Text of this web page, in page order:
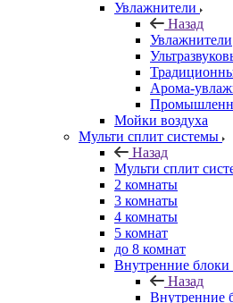
Увлажнители
Назад
Увлажнители
Арома-
Мойки воздуха
Мульти сплит системы
Назад
Мульти сплит
2 комнаты
3 комнаты
4 комнаты
5 комнат
до 8 комнат
Внутренние блоки
Назад
Внутренние